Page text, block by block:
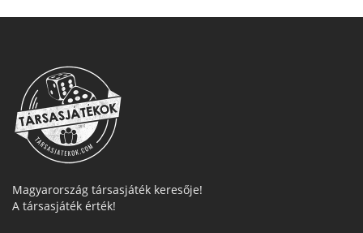
Magyarország társasjáték keresője!
A társasjáték érték!